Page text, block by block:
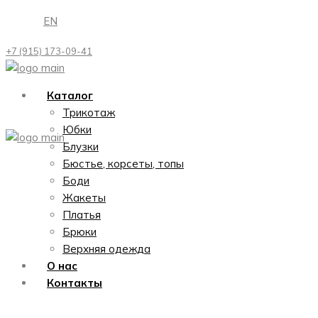
Перейти
содержимому
EN
+7 (915) 173-09-41
Каталог
Трикотаж
Юбки
Блузки
Бюстье, корсеты, топы
Боди
Жакеты
Платья
Брюки
Верхняя одежда
О нас
Контакты